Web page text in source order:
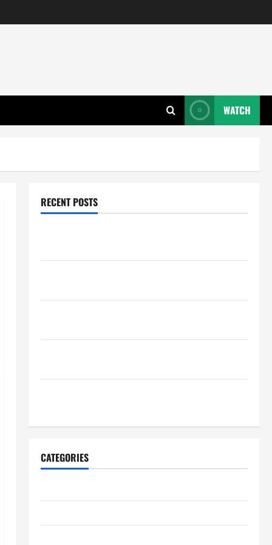
WATCH
RECENT POSTS
CATEGORIES